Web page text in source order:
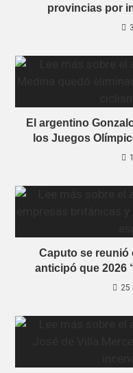
provincias por
El argentino
los Juegos
Caputo se reunió
anticipó que 2026
25